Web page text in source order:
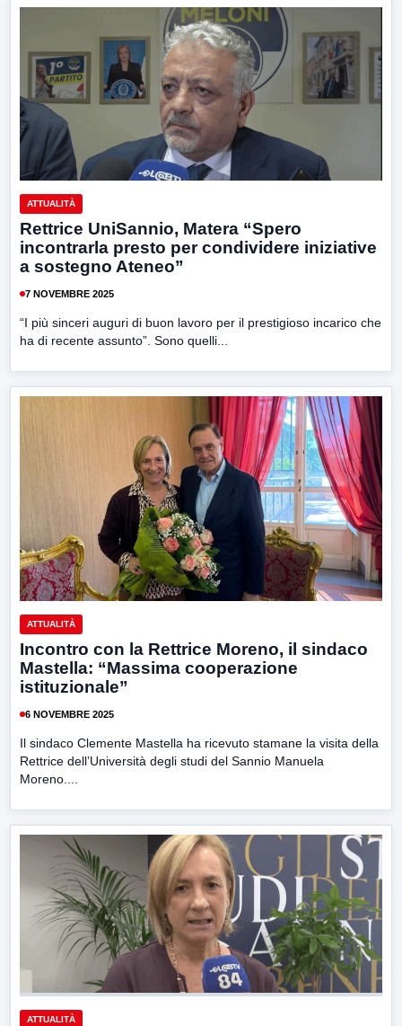
ATTUALITÀ
Rettrice UniSannio, Matera “Spero
incontrarla presto per condividere iniziative
a sostegno Ateneo”
7 NOVEMBRE 2025
“I più sinceri auguri di buon lavoro per il prestigioso incarico che
ha di recente assunto”. Sono quelli...
ATTUALITÀ
Incontro con la Rettrice Moreno, il sindaco
Mastella: “Massima cooperazione
istituzionale”
6 NOVEMBRE 2025
Il sindaco Clemente Mastella ha ricevuto stamane la visita della
Rettrice dell’Università degli studi del Sannio Manuela
Moreno....
ATTUALITÀ